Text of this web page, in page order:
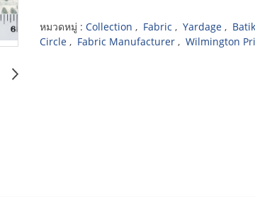
หมวดหมู่ : Collection , Fabric , Yardage , Batik
Circle , Fabric Manufacturer , Wilmington